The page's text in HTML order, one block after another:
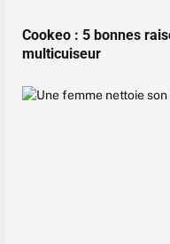
Cookeo : 5 bonnes
multicuiseur